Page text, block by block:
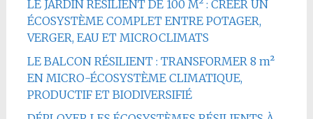
LE JARDIN RÉSILIENT DE 100 M² : CRÉER UN
ÉCOSYSTÈME COMPLET ENTRE POTAGER,
VERGER, EAU ET MICROCLIMATS
LE BALCON RÉSILIENT : TRANSFORMER 8 m²
EN MICRO-ÉCOSYSTÈME CLIMATIQUE,
PRODUCTIF ET BIODIVERSIFIÉ